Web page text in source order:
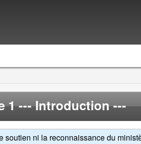
1--- Introduction ---
ni la reconnaissance du